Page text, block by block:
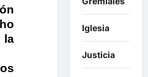
la
Iglesia
Justicia